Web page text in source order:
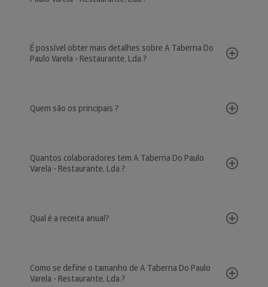
É possível obter mais detalhes sobre A Taberna Do
Paulo Varela - Restaurante, Lda.?
Quem são os principais ?
Quantos colaboradores tem A Taberna Do Paulo
Varela - Restaurante, Lda.?
Qual é a receita anual?
Como se define o tamanho de A Taberna Do Paulo
Varela - Restaurante, Lda.?